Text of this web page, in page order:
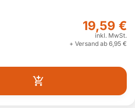
19,59 €
inkl. MwSt.
+ Versand ab 6,95 €